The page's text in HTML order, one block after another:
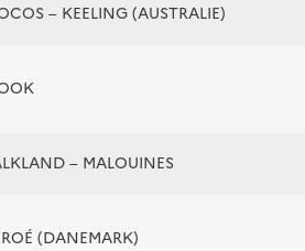
– KEELING (AUSTRALIE)
– MALOUINES
(DANEMARK)